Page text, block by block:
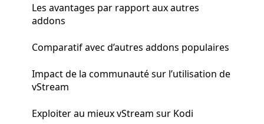
Les avantages par rapport aux autres
addons
Comparatif avec d’autres addons populaires
Impact de la communauté sur l’utilisation de
vStream
Exploiter au mieux vStream sur Kodi